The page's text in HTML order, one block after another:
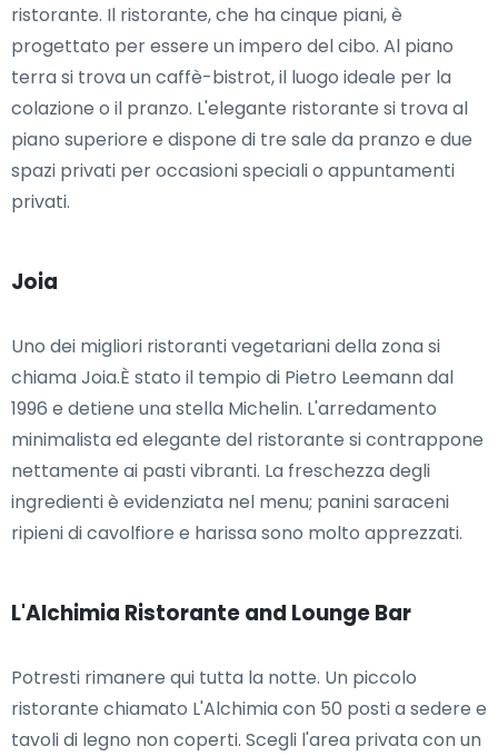
ristorante. Il ristorante, che ha cinque piani, è
progettato per essere un impero del cibo. Al piano
terra si trova un caffè-bistrot, il luogo ideale per la
colazione o il pranzo. L'elegante ristorante si trova al
piano superiore e dispone di tre sale da pranzo e due
spazi privati per occasioni speciali o appuntamenti
privati.
Joia
Uno dei migliori ristoranti vegetariani della zona si
chiama Joia.È stato il tempio di Pietro Leemann dal
1996 e detiene una stella Michelin. L'arredamento
minimalista ed elegante del ristorante si contrappone
nettamente ai pasti vibranti. La freschezza degli
ingredienti è evidenziata nel menu; panini saraceni
ripieni di cavolfiore e harissa sono molto apprezzati.
L'Alchimia Ristorante and Lounge Bar
Potresti rimanere qui tutta la notte. Un piccolo
ristorante chiamato L'Alchimia con 50 posti a sedere e
tavoli di legno non coperti. Scegli l'area privata con un